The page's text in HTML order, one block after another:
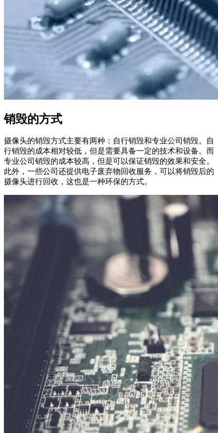
销毁的方式
摄像头的销毁方式主要有两种：自行销毁和专业公司销毁。自
行销毁的成本相对较低，但是需要具备一定的技术和设备。而
专业公司销毁的成本较高，但是可以保证销毁的效果和安全。
此外，一些公司还提供电子废弃物回收服务，可以将销毁后的
摄像头进行回收，这也是一种环保的方式。